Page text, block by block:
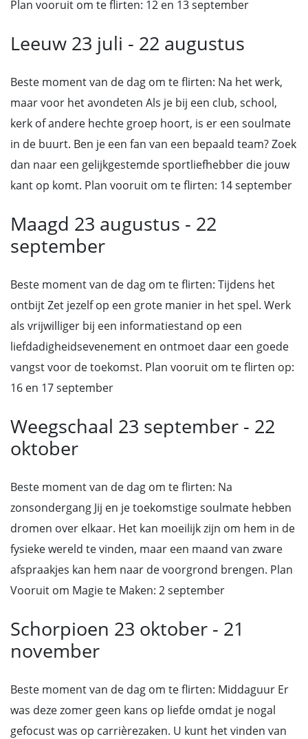
Plan vooruit om te flirten: 12 en 13 september
Leeuw 23 juli - 22 augustus
Beste moment van de dag om te flirten: Na het werk,
maar voor het avondeten Als je bij een club, school,
kerk of andere hechte groep hoort, is er een soulmate
in de buurt. Ben je een fan van een bepaald team? Zoek
dan naar een gelijkgestemde sportliefhebber die jouw
kant op komt. Plan vooruit om te flirten: 14 september
Maagd 23 augustus - 22
september
Beste moment van de dag om te flirten: Tijdens het
ontbijt Zet jezelf op een grote manier in het spel. Werk
als vrijwilliger bij een informatiestand op een
liefdadigheidsevenement en ontmoet daar een goede
vangst voor de toekomst. Plan vooruit om te flirten op:
16 en 17 september
Weegschaal 23 september - 22
oktober
Beste moment van de dag om te flirten: Na
zonsondergang Jij en je toekomstige soulmate hebben
dromen over elkaar. Het kan moeilijk zijn om hem in de
fysieke wereld te vinden, maar een maand van zware
afspraakjes kan hem naar de voorgrond brengen. Plan
Vooruit om Magie te Maken: 2 september
Schorpioen 23 oktober - 21
november
Beste moment van de dag om te flirten: Middaguur Er
was deze zomer geen kans op liefde omdat je nogal
gefocust was op carrièrezaken. U kunt het vinden van